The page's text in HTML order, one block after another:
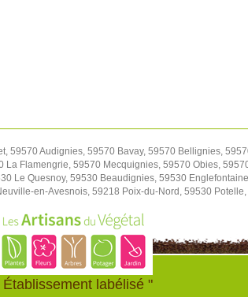
59570 Audignies, 59570 Bavay, 59570 Bellignies,
Flamengrie, 59570 Mecquignies, 59570 Obies,
Le Quesnoy, 59530 Beaudignies, 59530
en-Avesnois, 59218 Poix-du-Nord, 59530
Établissement labélisé "